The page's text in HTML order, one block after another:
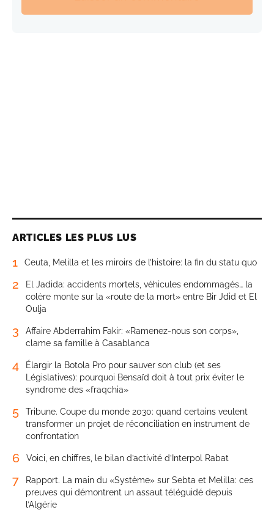
ARTICLES LES PLUS LUS
1 Ceuta, Melilla et les miroirs de l’histoire: la fin du statu quo
2
El Jadida: accidents mortels, véhicules endommagés… la
colère monte sur la «route de la mort» entre Bir Jdid et El
Oulja
3
Affaire Abderrahim Fakir: «Ramenez-nous son corps»,
clame sa famille à Casablanca
4
Élargir la Botola Pro pour sauver son club (et ses
Législatives): pourquoi Bensaïd doit à tout prix éviter le
syndrome des «fraqchia»
5
Tribune. Coupe du monde 2030: quand certains veulent
transformer un projet de réconciliation en instrument de
confrontation
6 Voici, en chiffres, le bilan d’activité d’Interpol Rabat
7
Rapport. La main du «Système» sur Sebta et Melilla: ces
preuves qui démontrent un assaut téléguidé depuis
l’Algérie